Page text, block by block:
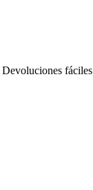
Devoluciones fáciles